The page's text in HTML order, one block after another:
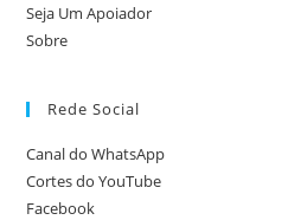
Seja Um Apoiador
Sobre
Rede Social
Canal do WhatsApp
Cortes do YouTube
Facebook